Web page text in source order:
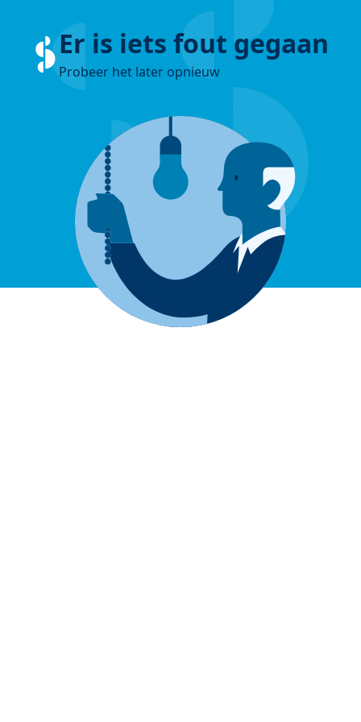
Er is iets fout gegaan
Probeer het later opnieuw